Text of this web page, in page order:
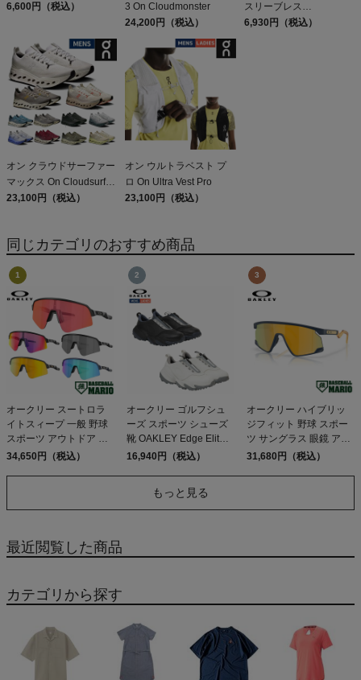
6,600円（税込）
3 On Cloudmonster
24,200円（税込）
スリーブレス
ELDORESO Boneman
6,930円（税込）
オン クラウドサーファー
マックス On Cloudsurfer
Max
23,100円（税込）
オン ウルトラベスト プ
ロ On Ultra Vest Pro
23,100円（税込）
同じカテゴリのおすすめ商品
オークリー スートロラ
イトスィープ 一般 野球
スポーツ アウトドア 小
物 アクセサリー サング
34,650円（税込）
オークリー ゴルフシュ
ーズ スポーツ シューズ
靴 OAKLEY Edge Elite
アウトレット セール
16,940円（税込）
オークリー ハイブリッ
ジフィット 野球 スポー
ツ サングラス 眼鏡 アイ
ウェア ベースボールマ
31,680円（税込）
もっと見る
最近閲覧した商品
カテゴリから探す